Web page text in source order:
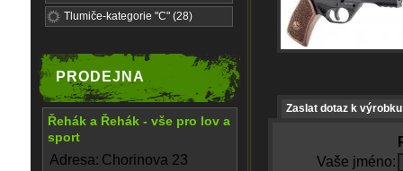
Tlumiče-kategorie "C" (28)
PRODEJNA
Řehák a Řehák - vše pro lov a
sport
Adresa: Chorinova 23
Zaslat dotaz k výrobku
Vaše jméno: